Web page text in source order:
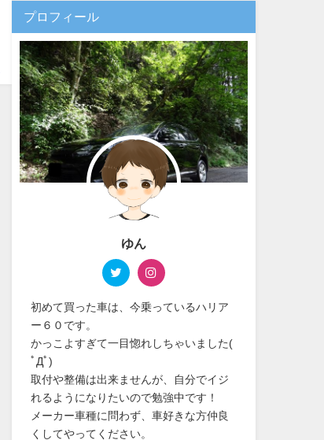
プロフィール
ゆん
初めて買った車は、今乗っているハリア
ー６０です。
かっこよすぎて一目惚れしちゃいました(
ﾟДﾟ)
取付や整備は出来ませんが、自分でイジ
れるようになりたいので勉強中です！
メーカー車種に問わず、車好きな方仲良
くしてやってください。